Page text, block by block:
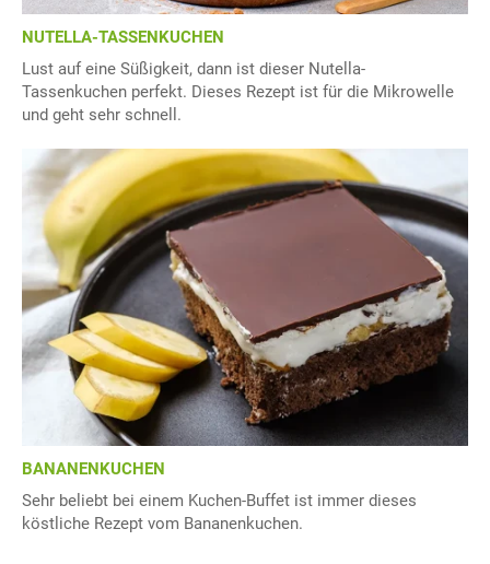
NUTELLA-TASSENKUCHEN
Lust auf eine Süßigkeit, dann ist dieser Nutella-
Tassenkuchen perfekt. Dieses Rezept ist für die Mikrowelle
und geht sehr schnell.
BANANENKUCHEN
Sehr beliebt bei einem Kuchen-Buffet ist immer dieses
köstliche Rezept vom Bananenkuchen.